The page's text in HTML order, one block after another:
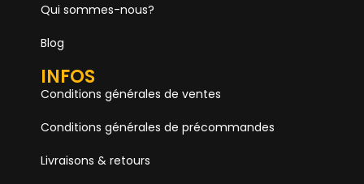
Qui sommes-nous?
Blog
INFOS
Conditions générales de ventes
Conditions générales de précommandes
Livraisons & retours